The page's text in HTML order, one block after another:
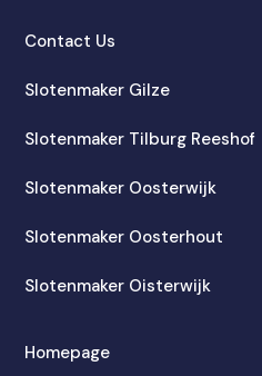
Contact Us
Slotenmaker Gilze
Slotenmaker Tilburg Reeshof
Slotenmaker Oosterwijk
Slotenmaker Oosterhout
Slotenmaker Oisterwijk
Homepage